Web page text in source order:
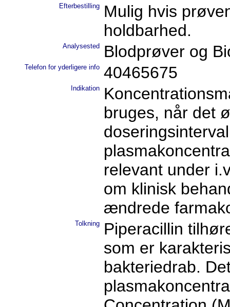
Efterbestilling
Mulig hvis
holdbarhed.
Analysested Blodprøver og
Telefon for yderligere info 40465675
Indikation
bruges, når det
relevant under
om klinisk
ændrede
Tolkning
Piperacillin
som er
bakteriedrab.